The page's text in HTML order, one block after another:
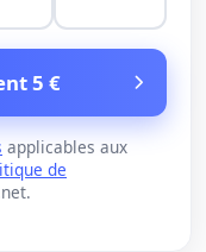
5 €
applicables aux
de